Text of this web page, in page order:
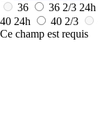
36
36 2/3 24h
40 24h 40 2/3
Ce champ est requis